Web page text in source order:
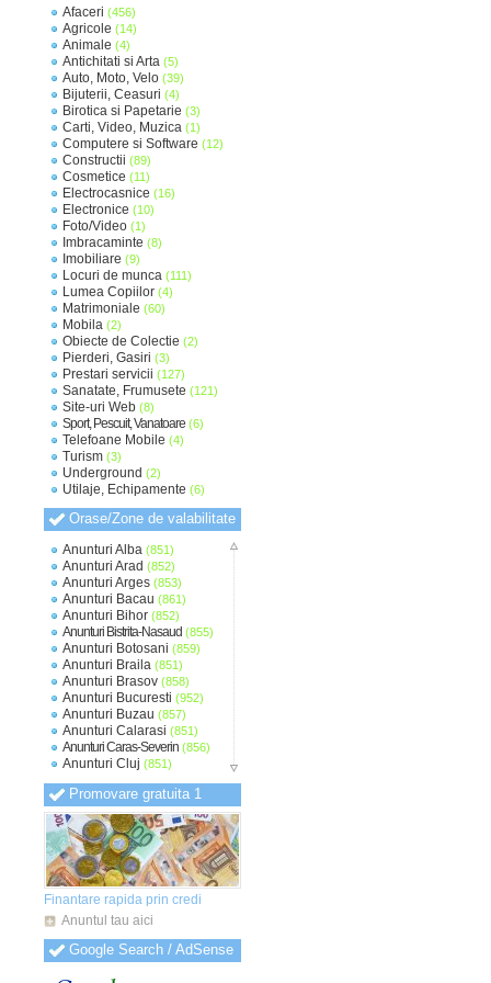
Afaceri (456)
Agricole (14)
Animale (4)
Antichitati si Arta (5)
Auto, Moto, Velo (39)
Bijuterii, Ceasuri (4)
Birotica si Papetarie (3)
Carti, Video, Muzica (1)
Computere si Software (12)
Constructii (89)
Cosmetice (11)
Electrocasnice (16)
Electronice (10)
Foto/Video (1)
Imbracaminte (8)
Imobiliare (9)
Locuri de munca (111)
Lumea Copiilor (4)
Matrimoniale (60)
Mobila (2)
Obiecte de Colectie (2)
Pierderi, Gasiri (3)
Prestari servicii (127)
Sanatate, Frumusete (121)
Site-uri Web (8)
Sport, Pescuit, Vanatoare (6)
Telefoane Mobile (4)
Turism (3)
Underground (2)
Utilaje, Echipamente (6)
Orase/Zone de valabilitate
Anunturi Alba (851)
Anunturi Arad (852)
Anunturi Arges (853)
Anunturi Bacau (861)
Anunturi Bihor (852)
Anunturi Bistrita-Nasaud (855)
Anunturi Botosani (859)
Anunturi Braila (851)
Anunturi Brasov (858)
Anunturi Bucuresti (952)
Anunturi Buzau (857)
Anunturi Calarasi (851)
Anunturi Caras-Severin (856)
Anunturi Cluj (851)
Anunturi Constanta
Anunturi Covasna(848)
Anunturi Dambovita(851)
Anunturi Dolj(852)
Anunturi Galati(853)
Anunturi Giurgiu(849)
Anunturi Gorj(848)
Anunturi Harghita (849)
Anunturi Hunedoara
Anunturi Ialomita
Anunturi Iasi(851)
Anunturi Ilfov(856)
Anunturi Maramures
Promovare gratuita 1
Finantare rapida prin credi
Anuntul tau aici
Google Search / AdSense